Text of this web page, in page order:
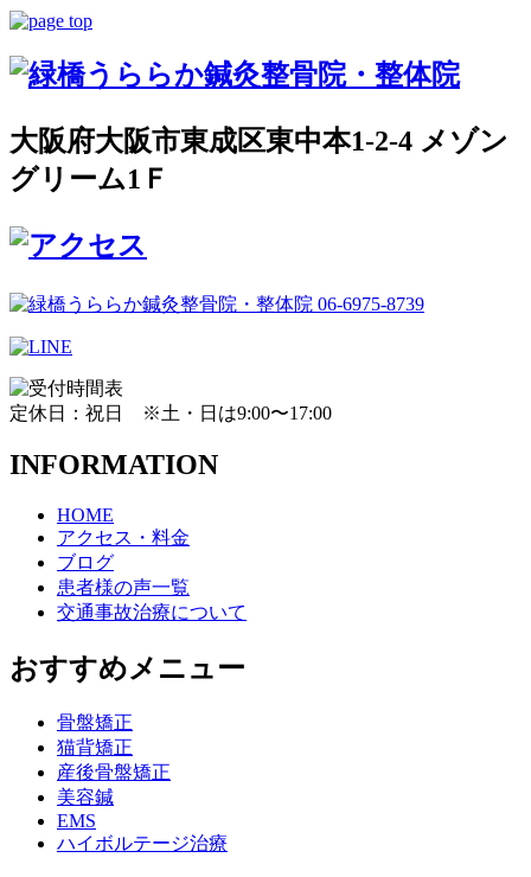
大阪府大阪市東成区東中本1-2-4 メゾン
グリーム1Ｆ
定休日：祝日 ※土・日は9:00〜17:00
INFORMATION
HOME
アクセス・料金
ブログ
患者様の声一覧
交通事故治療について
おすすめメニュー
骨盤矯正
猫背矯正
産後骨盤矯正
美容鍼
EMS
ハイボルテージ治療